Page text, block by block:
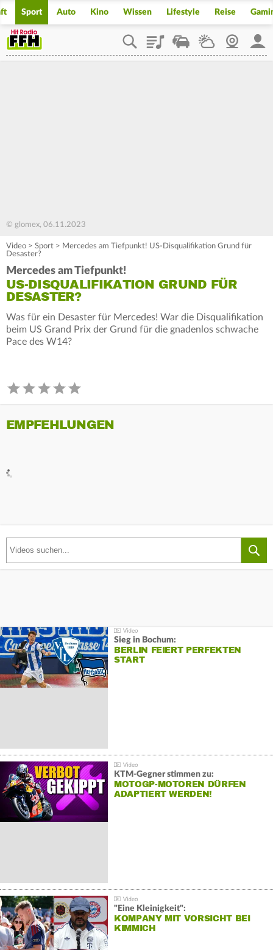
Sport Auto Kino Wissen Lifestyle Reise
PlaylistStaupilotWetterWebcam
© glomex, 06.11.2023
Video > Sport > Mercedes am Tiefpunkt! US-Disqualifikation Grund für
Desaster?
Mercedes am Tiefpunkt!
US-DISQUALIFIKATION GRUND FÜR
DESASTER?
Was für ein Desaster für Mercedes! War die Disqualifikation
beim US Grand Prix der Grund für die gnadenlos schwache
Pace des W14?
EMPFEHLUNGEN
Sieg in Bochum:
BERLIN FEIERT PERFEKTEN
START
KTM-Gegner stimmen zu:
MOTOGP-MOTOREN DÜRFEN
ADAPTIERT WERDEN!
"Eine Kleinigkeit":
KOMPANY MIT VORSICHT BEI
KIMMICH